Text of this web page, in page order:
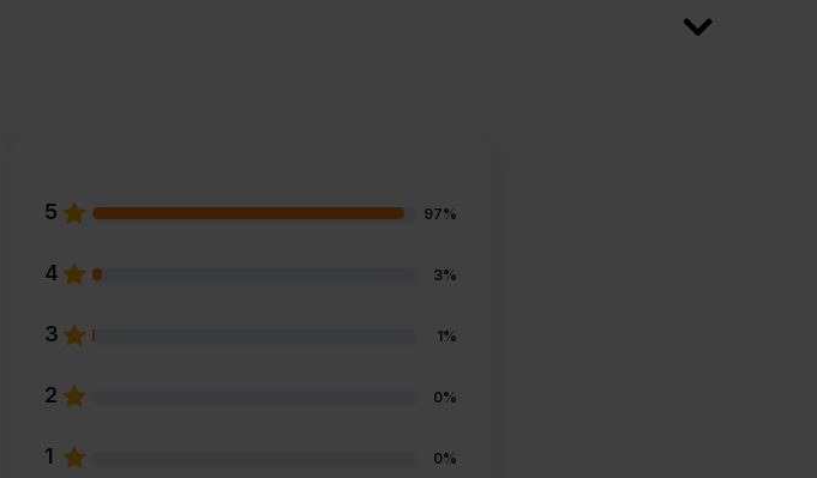
5 97%
4 3%
3 1%
2 0%
1 0%